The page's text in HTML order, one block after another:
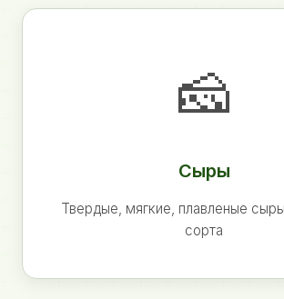
🧀
Сыры
Твердые, мягкие, плавленые
сорта